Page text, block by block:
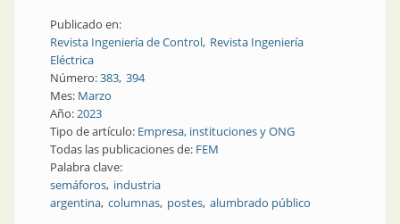
Publicado en:
Revista Ingeniería de Control Revista Ingeniería
Eléctrica
Número:383 394
Mes: Marzo
Año:2023
Tipo de artículo: Empresa, instituciones y ONG
Todas las publicaciones de: FEM
Palabra clave:
semáforos industria
argentina columnas postes alumbrado público